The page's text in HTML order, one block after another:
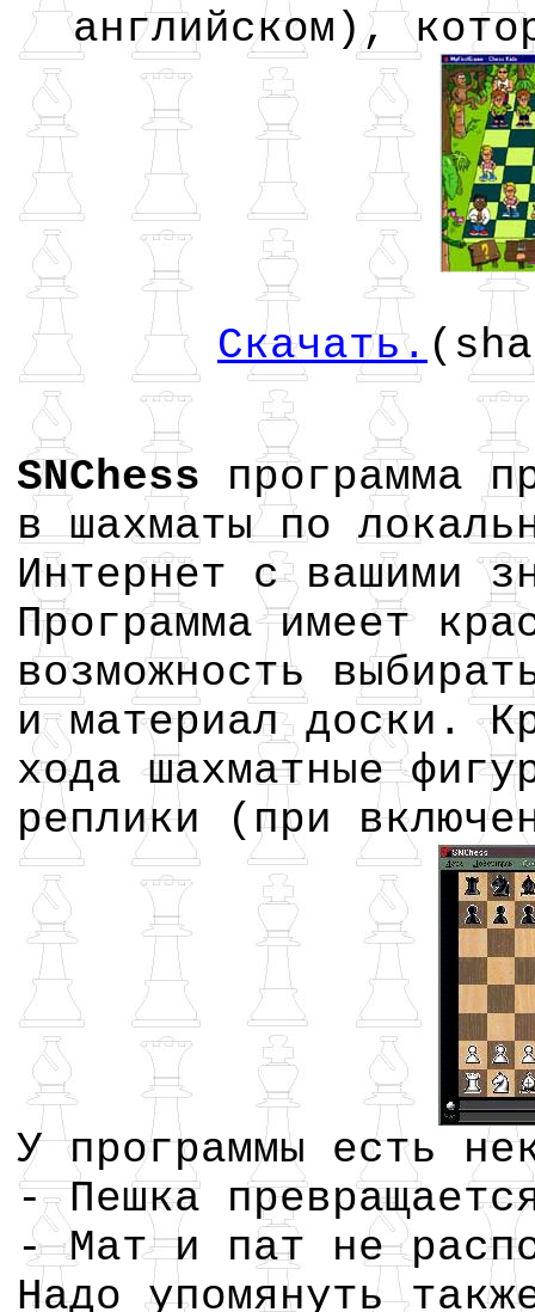
английском),
Скачать.
SNChess программа
в шахматы по
Интернет с вашими
Программа имеет
возможность
и материал доски.
хода шахматные
реплики (при
У программы есть
- Пешка
- Мат и пат не
Надо упомянуть